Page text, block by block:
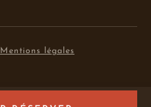
Mentions légales